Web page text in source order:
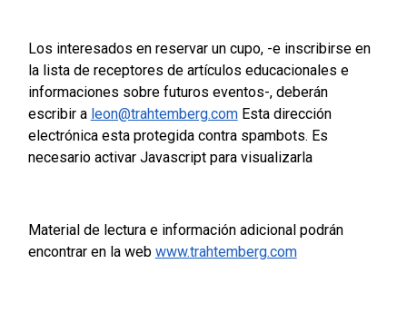
Los interesados en reservar un cupo, -e inscribirse en
la lista de receptores de artículos educacionales e
informaciones sobre futuros eventos-, deberán
escribir a leon@trahtemberg.comEsta dirección
electrónica esta protegida contra spambots. Es
necesario activar Javascript para visualizarla
Material de lectura e información adicional podrán
encontrar en la web www.trahtemberg.com